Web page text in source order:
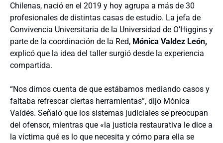
Chilenas, nació en el 2019 y hoy agrupa a más de 30
profesionales de distintas casas de estudio. La jefa de
Convivencia Universitaria de la Universidad de O’Higgins y
parte de la coordinación de la Red, Mónica Valdez León,
explicó que la idea del taller surgió desde la experiencia
compartida.
“Nos dimos cuenta de que estábamos mediando casos y
faltaba refrescar ciertas herramientas”, dijo Mónica
Valdés. Señaló que los sistemas judiciales se preocupan
del ofensor, mientras que «la justicia restaurativa le dice a
la víctima qué es lo que necesita y cómo para ella se